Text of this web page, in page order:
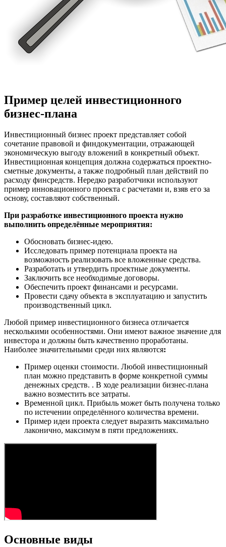
Пример целей инвестиционного
бизнес-плана
Инвестиционный бизнес проект представляет собой
сочетание правовой и финдокументации, отражающей
экономическую выгоду вложений в конкретный объект.
Инвестиционная концепция должна содержаться проектно-
сметные документы, а также подробный план действий по
расходу финсредств. Нередко разработчики используют
пример инновационного проекта с расчетами и, взяв его за
основу, составляют собственный.
При разработке инвестиционного проекта нужно
выполнить определённые мероприятия:
Обосновать бизнес-идею.
Исследовать пример потенциала проекта на
возможность реализовать все вложенные средства.
Разработать и утвердить проектные документы.
Заключить все необходимые договоры.
Обеспечить проект финансами и ресурсами.
Провести сдачу объекта в эксплуатацию и запустить
производственный цикл.
Любой пример инвестиционного бизнеса отличается
несколькими особенностями. Они имеют важное значение для
инвестора и должны быть качественно проработаны.
Наиболее значительными среди них являются:
Пример оценки стоимости. Любой инвестиционный
план можно представить в форме конкретной суммы
денежных средств. . В ходе реализации бизнес-плана
важно возместить все затраты.
Временной цикл. Прибыль может быть получена только
по истечении определённого количества времени.
Пример идеи проекта следует выразить максимально
лаконично, максимум в пяти предложениях.
Основные виды